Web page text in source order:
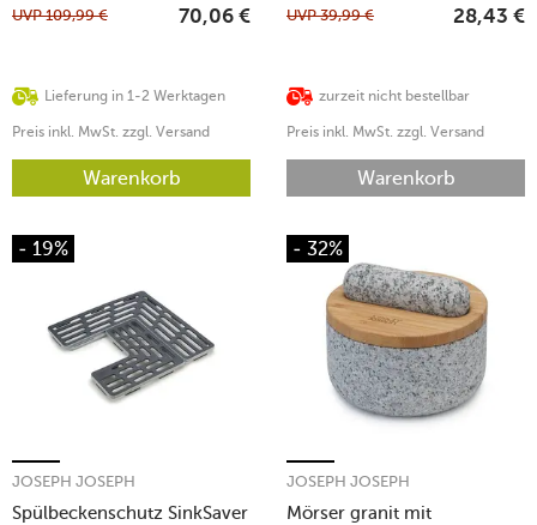
Lieferung in 1-2 Werktagen
UVP109,99 € 70,06 €
Preis inkl. MwSt. zzgl. Versand
Warenkorb
zurzeit nicht bestellbar
UVP39,99 € 28,43 €
Preis inkl. MwSt. zzgl. Versand
Warenkorb
- 19%
Spülbeckenschutz SinkSaver
JOSEPH JOSEPH
- 32%
Mörser granit mit
JOSEPH JOSEPH